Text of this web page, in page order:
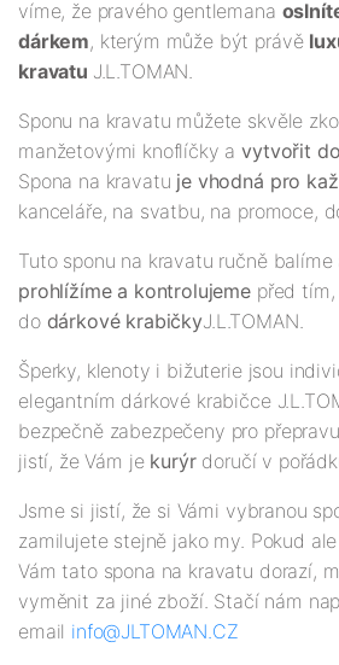
víme, že pravého gentlemana
dárkem, kterým může být právě
kravatu J.L.TOMAN.
Sponu na kravatu můžete skvěle
manžetovými knoflíčky avytvořit
Spona na kravatu je vhodná pro
kanceláře, na svatbu, na promoce,
Tuto sponu na kravatu ručně balíme
prohlížíme a kontrolujeme před
do dárkové krabičkyJ.L.TOMAN.
Šperky, klenoty i bižuterie jsou
elegantním dárkové krabičce
bezpečně zabezpečeny pro
jistí, že Vám je kurýr doručí v
Jsme si jistí, že si Vámi vybranou
zamilujete stejně jako my. Pokud
Vám tato spona na kravatu dorazí,
vyměnit za jiné zboží. Stačí nám
email info@JLTOMAN.CZ